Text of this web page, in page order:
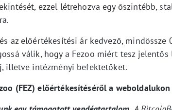
ezzel létrehozva egy őszintébb,
az előértékesítési ár kedvező,
válik, hogy a Fezoo miért tesz
illetve intézményi befektetőket.
(FEZ) előértékesítéséről a